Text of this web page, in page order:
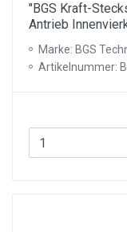
"BGS Kraft-
Antrieb
Marke: BGS
Artikelnummer: